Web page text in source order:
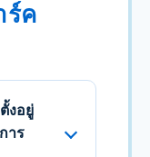
ร์ค
งอยู่
าร